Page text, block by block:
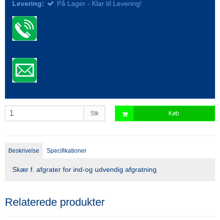
Levering: På Lager - Klar til Levering!
Stk Køb
Beskrivelse Specifikationer
Skær f. afgrater for ind-og udvendig afgratning
Relaterede produkter